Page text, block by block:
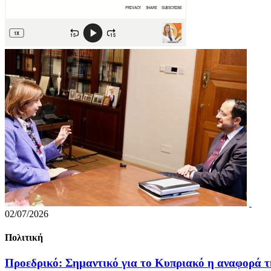
02/07/2026
Πολιτική
Προεδρικό: Σημαντικό για το Κυπριακό η αναφορά